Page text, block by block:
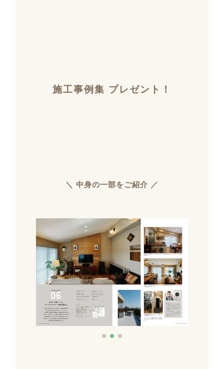
施工事例集 プレゼント！
＼ 中身の一部をご紹介 ／